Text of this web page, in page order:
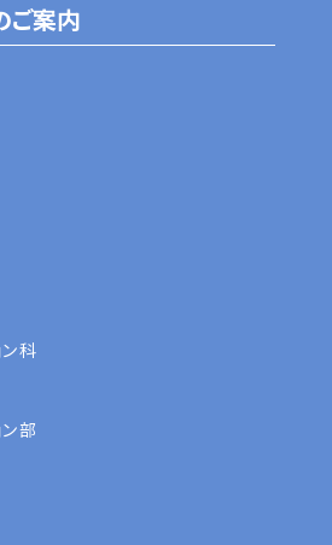
ご案内
科
部